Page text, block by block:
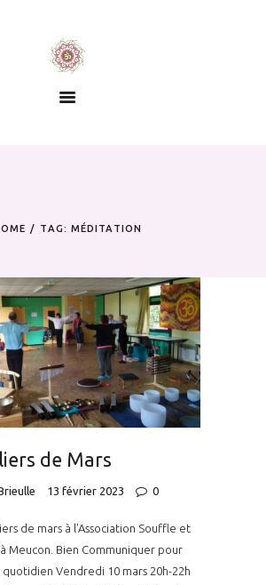
TAG: MÉDITATION
de Mars
13 février 2023 0
de mars à l’Association Souffle et
Meucon. Bien Communiquer pour
quotidien Vendredi 10 mars 20h-22h